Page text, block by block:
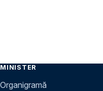
MINISTER
Organigramă